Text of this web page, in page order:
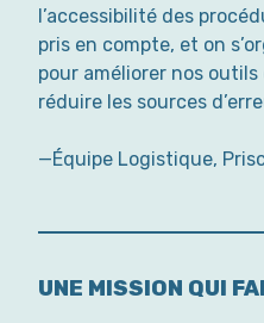
l’accessibilité des
pris en compte, et on
pour améliorer nos
réduire les sources
—Équipe Logistique,
UNE MISSION QUI